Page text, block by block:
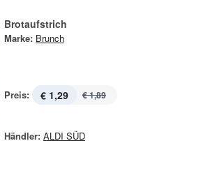
Brotaufstrich
Marke: Brunch
Preis: € 1,29 € 1,89
Händler: ALDI SÜD